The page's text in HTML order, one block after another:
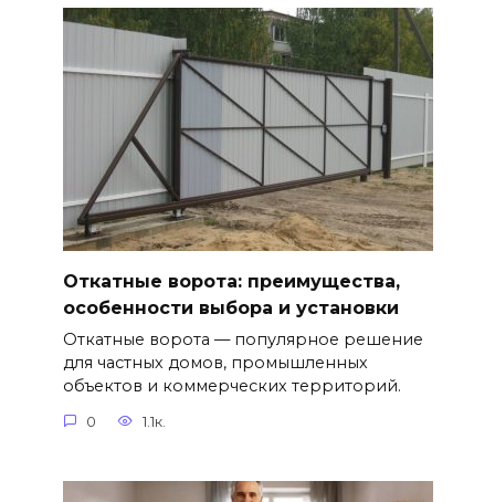
Откатные ворота: преимущества,
особенности выбора и установки
Откатные ворота — популярное решение
для частных домов, промышленных
объектов и коммерческих территорий.
0 1.1к.